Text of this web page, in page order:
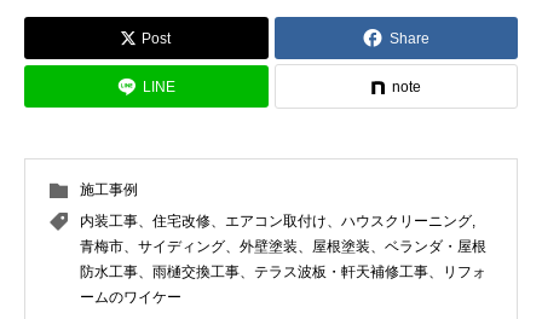
Post Share
LINE note
施工事例
内装工事、住宅改修、エアコン取付け、ハウスクリーニング,
青梅市、サイディング、外壁塗装、屋根塗装、ベランダ・屋根
防水工事、雨樋交換工事、テラス波板・軒天補修工事、リフォ
ームのワイケー